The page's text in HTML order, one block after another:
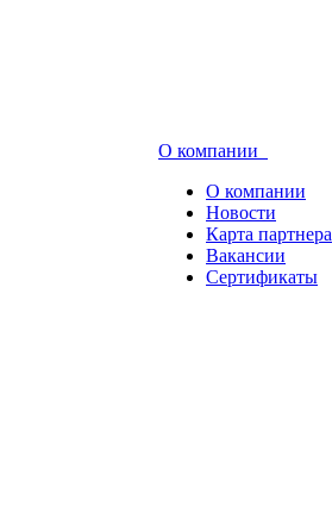
О компании
О компании
Новости
Карта партнера
Вакансии
Сертификаты